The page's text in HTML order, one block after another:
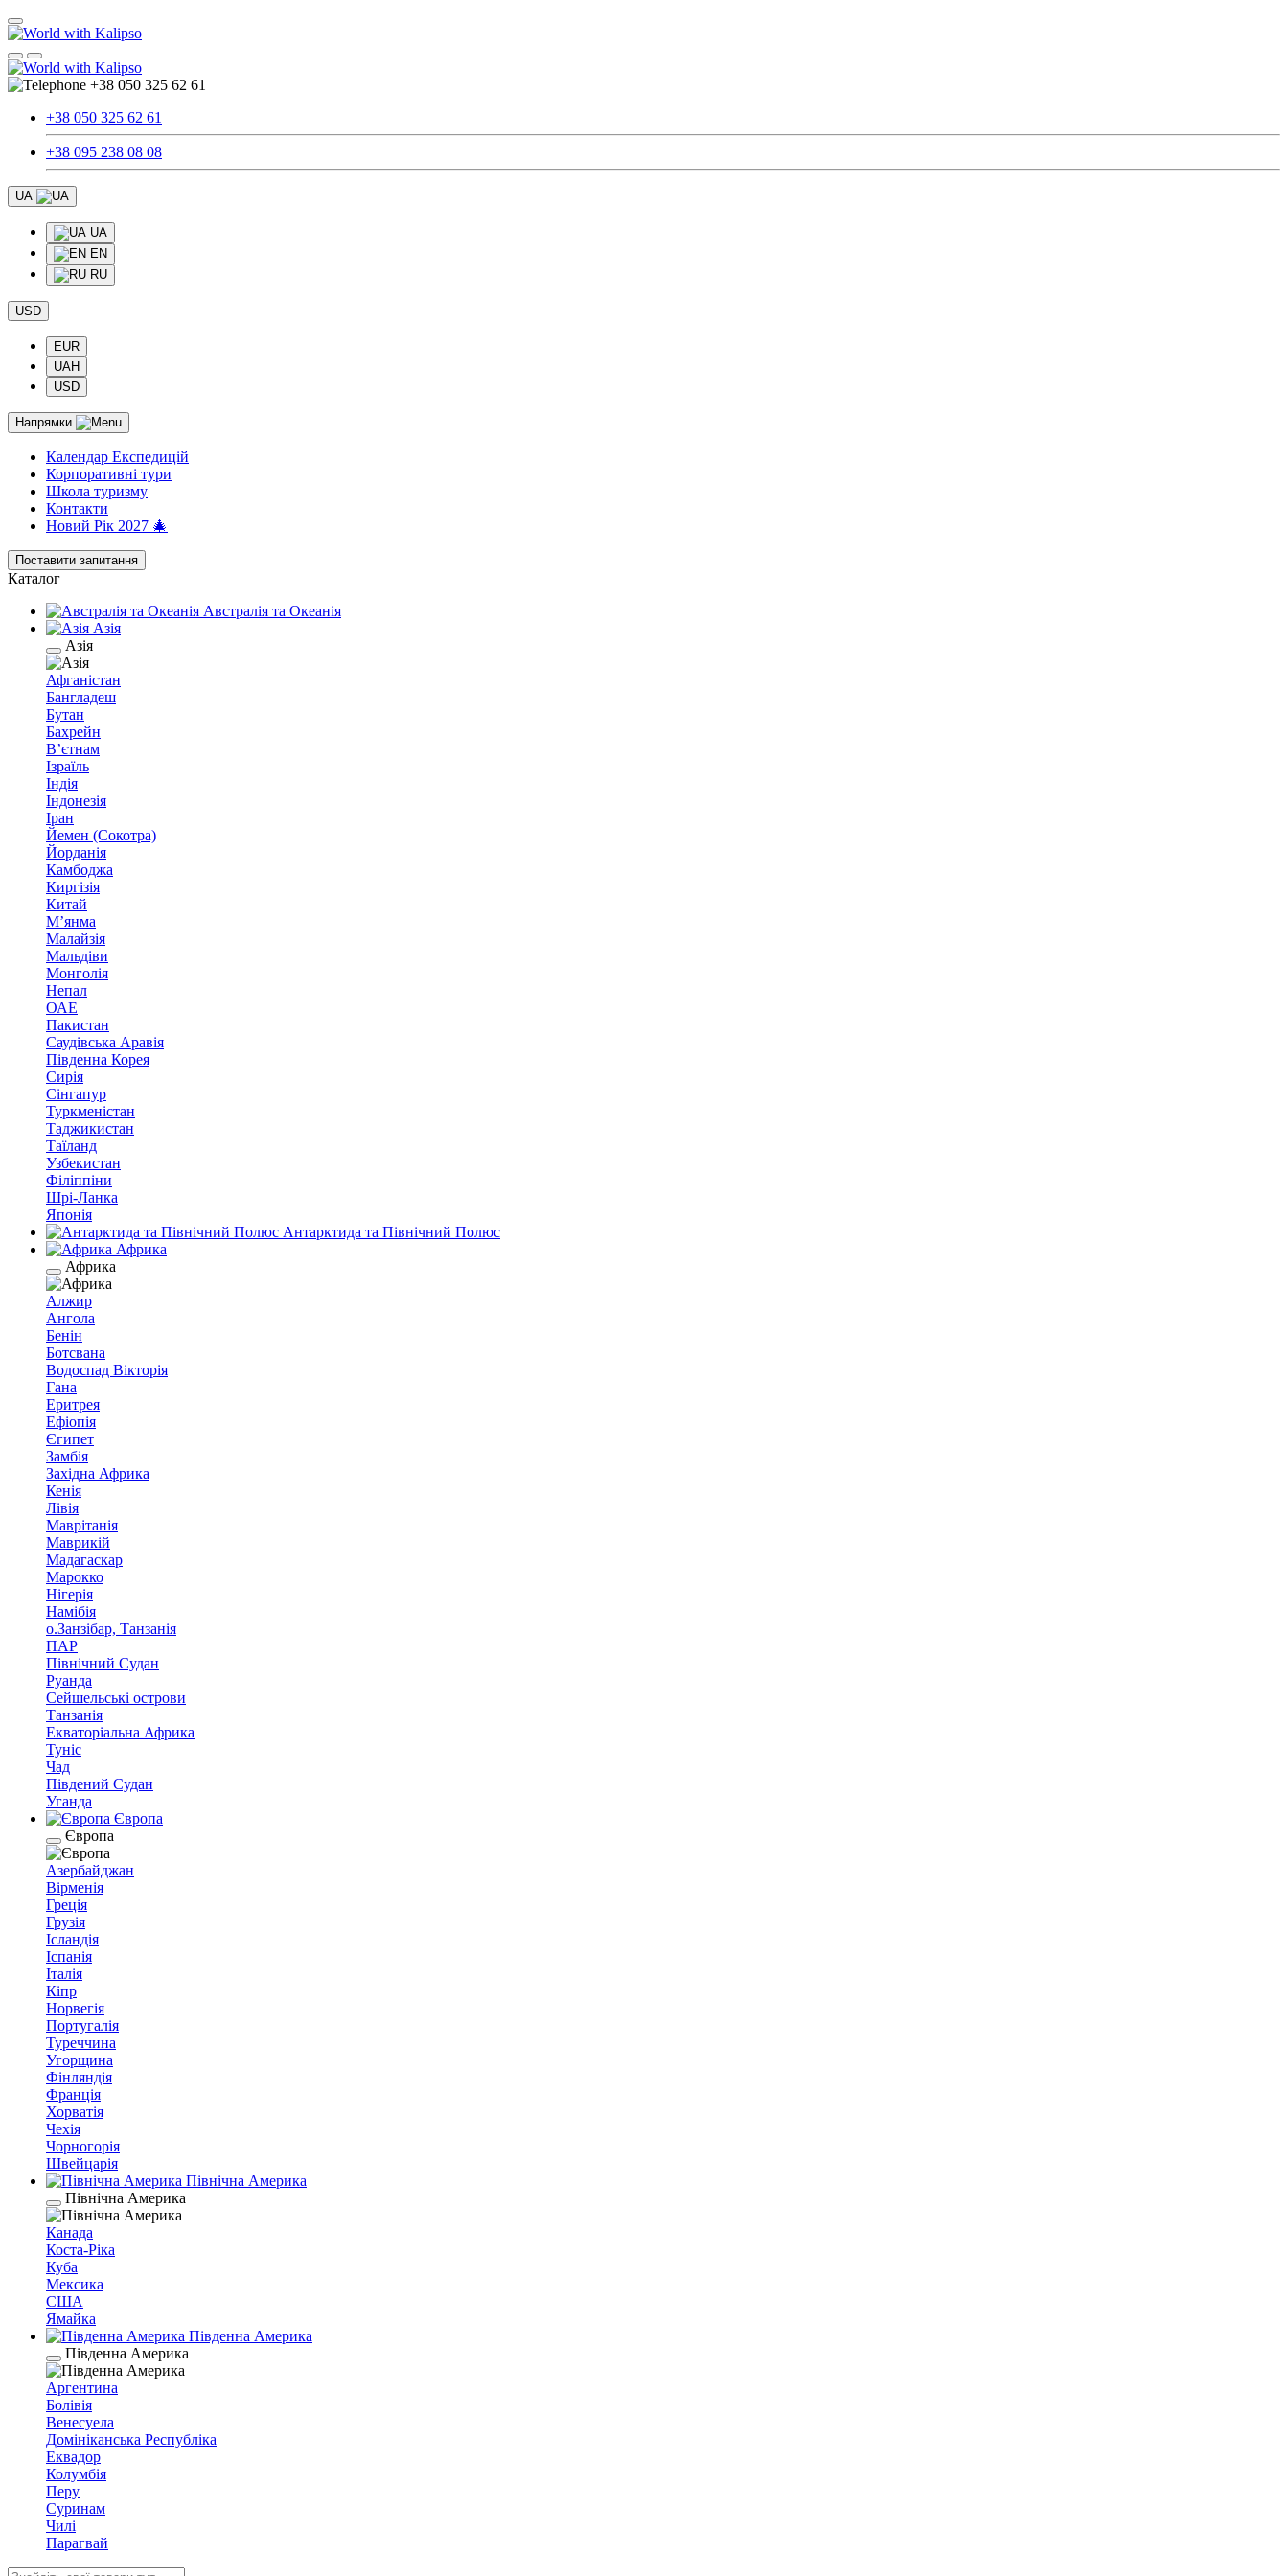
+38 050 325 62 61
+38 050 325 62 61
+38 095 238 08 08
UA
UA
EN
RU
USD
EUR
UAH
USD
Напрямки
Календар Експедицій
Корпоративні тури
Школа туризму
Контакти
Новий Рік 2027 🎄
Поставити запитання
Каталог
Австралія та Океанія
Азія
Азія
Афганістан
Бангладеш
Бутан
Бахрейн
В’єтнам
Ізраїль
Індія
Індонезія
Іран
Йемен (Сокотра)
Йорданія
Камбоджа
Киргізія
Китай
М’янма
Малайзія
Мальдіви
Монголія
Непал
ОАЕ
Пакистан
Саудівська Аравія
Південна Корея
Сирія
Сінгапур
Туркменістан
Таджикистан
Таїланд
Узбекистан
Філіппіни
Шрі-Ланка
Японія
Антарктида та Північний Полюс
Африка
Африка
Алжир
Ангола
Бенін
Ботсвана
Водоспад Вікторія
Гана
Еритрея
Ефіопія
Єгипет
Замбія
Західна Африка
Кенія
Лівія
Маврітанія
Маврикій
Мадагаскар
Марокко
Нігерія
Намібія
о.Занзібар, Танзанія
ПАР
Північний Судан
Руанда
Сейшельські острови
Танзанія
Екваторіальна Африка
Туніс
Чад
Південий Судан
Уганда
Європа
Європа
Азербайджан
Вірменія
Греція
Грузія
Ісландія
Іспанія
Італія
Кіпр
Норвегія
Португалія
Туреччина
Угорщина
Фінляндія
Франція
Хорватія
Чехія
Чорногорія
Швейцарія
Північна Америка
Північна Америка
Канада
Коста-Ріка
Куба
Мексика
США
Ямайка
Південна Америка
Південна Америка
Аргентина
Болівія
Венесуела
Домініканська Республіка
Еквадор
Колумбія
Перу
Суринам
Чилі
Парагвай